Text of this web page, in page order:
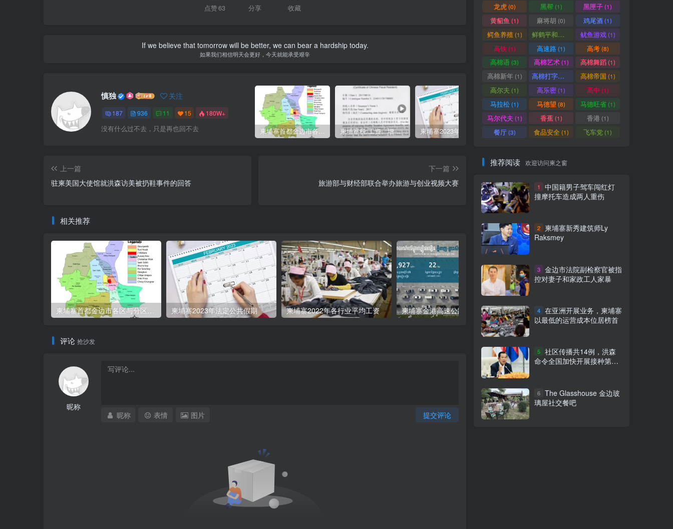
点赞63 分享 收藏
If we believe that tomorrow will be better, we can bear a hardship today.
如果我们相信明天会更好，今天就能承受艰辛
慎独 关注
187 936 11 15 180W+
没有什么过不去，只是再也回不去 柬埔寨首都金边市各区与分区名称分布 柬埔寨税:工资、增值、预扣、利润、专利、产业、注册税 俞凌雄-中柬商业协会首任主席
上一篇
驻柬美国大使馆就洪森访美被扔鞋事件的回答
下一篇
旅游部与财经部联合举办旅游与创业视频大赛
相关推荐
柬埔寨2023年法定公共假期 柬埔寨2022年各行业平均工资 柬埔寨金港高速公路8个入口列表附详细地图定位 柬埔寨工人2024年最低薪资涨至204美元
评论 抢沙发
昵称
提交评论
昵称 表情 图片
龙虎(0) 黑帮(1) 黑匣子(1)
黄貂鱼 (1) 麻将胡 (0) 鸡尾酒(1)
鳄鱼养殖 (1) 鲜鹤平和赏 鱿鱼游戏(1)
高铁(1) 高速路(1) 高考(8)
高棉语(3) 高棉艺术(1) 高棉舞蹈(1)
高棉新年(1) 高棉打字机 高棉帝国 (1)
高尔夫 (1) 高乐密(1) 高中 (1)
马拉松(1) 马德望 (8) 马德旺省(1)
马尔代夫 (1) 香蕉(1) 香港 (1)
餐厅(3) 食品安全(1) 飞车党 (1)
推荐阅读 欢迎访问柬之窗
1
中国籍男子驾车闯红灯
撞摩托车造成两人重伤
2
柬埔寨新秀建筑师Ly
Raksmey
3 金边市法院副检察官被指
控对妻子和家政工人家暴
4 在亚洲开展业务，柬埔寨
以最低的运营成本位居榜首
5 社区传播共14例，洪森
命令全国加快开展接种第三
6 The Glasshouse 金边玻
璃屋社交餐吧